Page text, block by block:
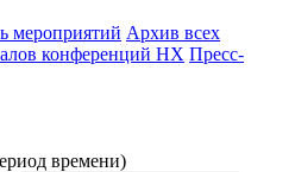
мероприятий Архив всех
конференций НХ Пресс-
времени)